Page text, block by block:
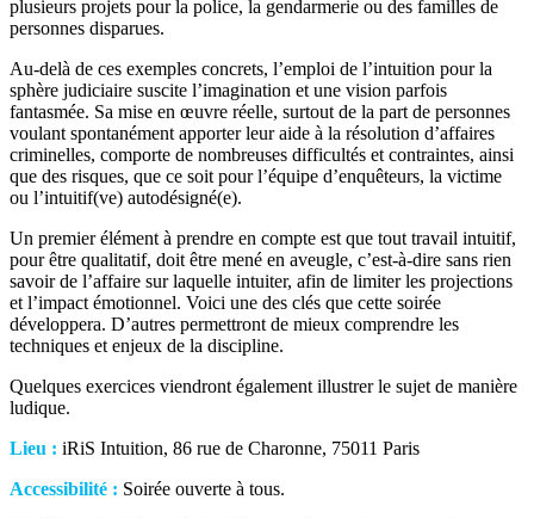
plusieurs projets pour la police, la gendarmerie ou des familles de
personnes disparues.
Au-delà de ces exemples concrets, l’emploi de l’intuition pour la
sphère judiciaire suscite l’imagination et une vision parfois
fantasmée. Sa mise en œuvre réelle, surtout de la part de personnes
voulant spontanément apporter leur aide à la résolution d’affaires
criminelles, comporte de nombreuses difficultés et contraintes, ainsi
que des risques, que ce soit pour l’équipe d’enquêteurs, la victime
ou l’intuitif(ve) autodésigné(e).
Un premier élément à prendre en compte est que tout travail intuitif,
pour être qualitatif, doit être mené en aveugle, c’est-à-dire sans rien
savoir de l’affaire sur laquelle intuiter, afin de limiter les projections
et l’impact émotionnel. Voici une des clés que cette soirée
développera. D’autres permettront de mieux comprendre les
techniques et enjeux de la discipline.
Quelques exercices viendront également illustrer le sujet de manière
ludique.
Lieu : iRiS Intuition, 86 rue de Charonne, 75011 Paris
Accessibilité : Soirée ouverte à tous.